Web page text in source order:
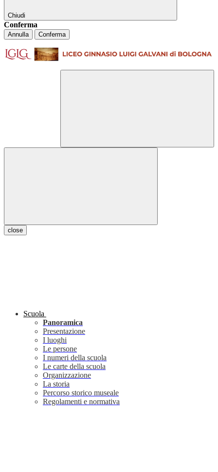
Chiudi
Conferma
Annulla Conferma
close
Scuola
Panoramica
Presentazione
I luoghi
Le persone
I numeri della scuola
Le carte della scuola
Organizzazione
La storia
Percorso storico museale
Regolamenti e normativa